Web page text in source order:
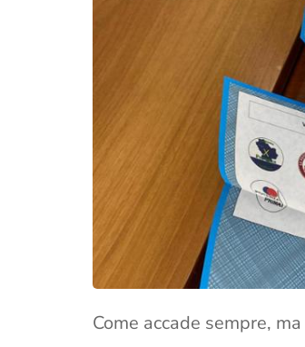
Come accade sempre,